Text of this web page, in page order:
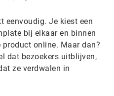
eenvoudig. Je kiest een
bij elkaar en binnen
online. Maar dan?
dat bezoekers uitblijven,
ze verdwalen in